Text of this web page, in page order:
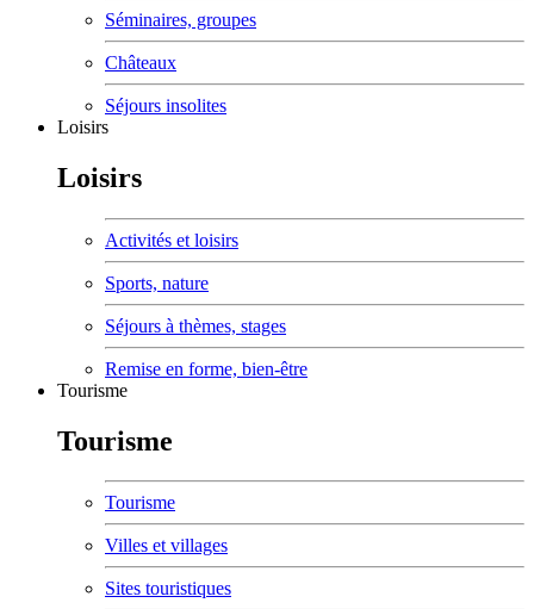
Séminaires, groupes
Châteaux
Séjours insolites
Loisirs
Loisirs
Activités et loisirs
Sports, nature
Séjours à thèmes, stages
Remise en forme, bien-être
Tourisme
Tourisme
Tourisme
Villes et villages
Sites touristiques